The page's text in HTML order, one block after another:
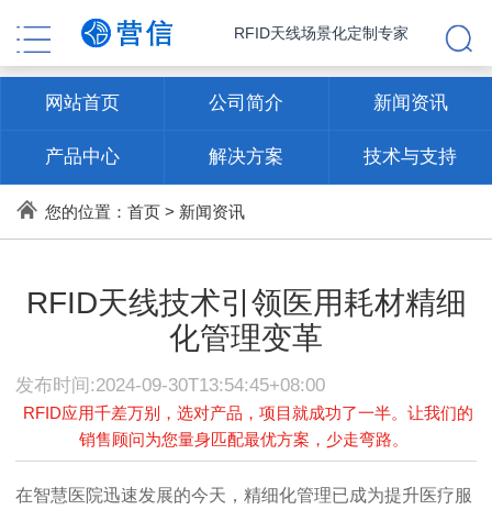
RFID天线场景化定制专家
网站首页 公司简介 新闻资讯
产品中心 解决方案 技术与支持
联系方式
您的位置： 首页> 新闻资讯
RFID天线技术引领医用耗材精细
化管理变革
发布时间:2024-09-30T13:54:45+08:00
RFID应用千差万别，选对产品，项目就成功了一半。让我们的
销售顾问为您量身匹配最优方案，少走弯路。
在智慧医院迅速发展的今天，精细化管理已成为提升医疗服